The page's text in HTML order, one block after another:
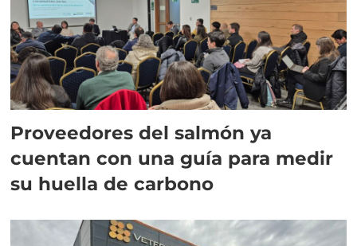
Proveedores del salmón ya
cuentan con una guía para medir
su huella de carbono